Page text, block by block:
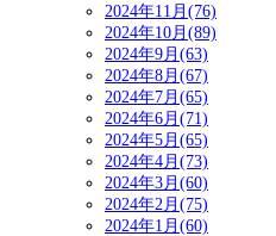
2024年11月(76)
2024年10月(89)
2024年9月(63)
2024年8月(67)
2024年7月(65)
2024年6月(71)
2024年5月(65)
2024年4月(73)
2024年3月(60)
2024年2月(75)
2024年1月(60)